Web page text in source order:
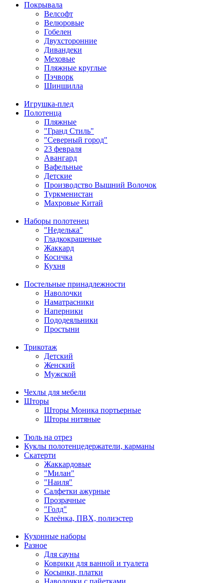
Покрывала
Велсофт
Велюровые
Гобелен
Двухсторонние
Дивандеки
Меховые
Пляжные круглые
Пэчворк
Шиншилла
Игрушка-плед
Полотенца
Пляжные
"Гранд Стиль"
"Северный город"
23 февраля
Авангард
Вафельные
Детские
Производство Вышний Волочок
Туркменистан
Махровые Китай
Наборы полотенец
"Неделька"
Гладкокрашеные
Жаккард
Косичка
Кухня
Постельные принадлежности
Наволочки
Наматрасники
Наперники
Пододеяльники
Простыни
Трикотаж
Детский
Женский
Мужской
Чехлы для мебели
Шторы
Шторы Моника портьерные
Шторы нитяные
Тюль на отрез
Куклы полотенцедержатели, карманы
Скатерти
Жаккардовые
"Милан"
"Наиля"
Салфетки ажурные
Прозрачные
"Голд"
Клеёнка, ПВХ, полиэстер
Кухонные наборы
Разное
Для сауны
Коврики для ванной и туалета
Косынки, платки
Наволочки с пайетками